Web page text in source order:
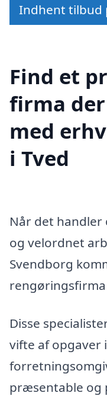
Indhent tilbud
Find et
firma
med
i Tved
Når det
og velordnet
Svendborg
Disse
vifte af opgaver
præsentable og